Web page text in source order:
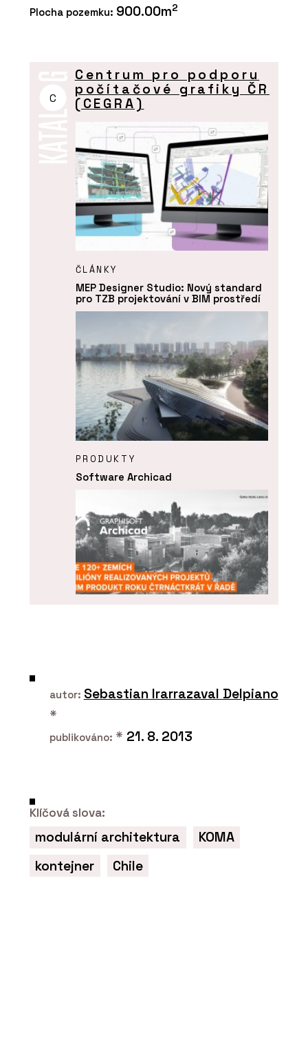
Plocha pozemku: 900.00m2
C
Centrum pro podporu
počítačové grafiky ČR
(CEGRA)
ČLÁNKY
MEP Designer Studio: Nový standard
pro TZB projektování v BIM prostředí
PRODUKTY
Software Archicad
Centrum pro podporu počítačové
autor: Sebastian Irarrazaval Delpiano
*
publikováno: * 21. 8. 2013
Klíčová slova:
modulární architektura
KOMA
kontejner
Chile